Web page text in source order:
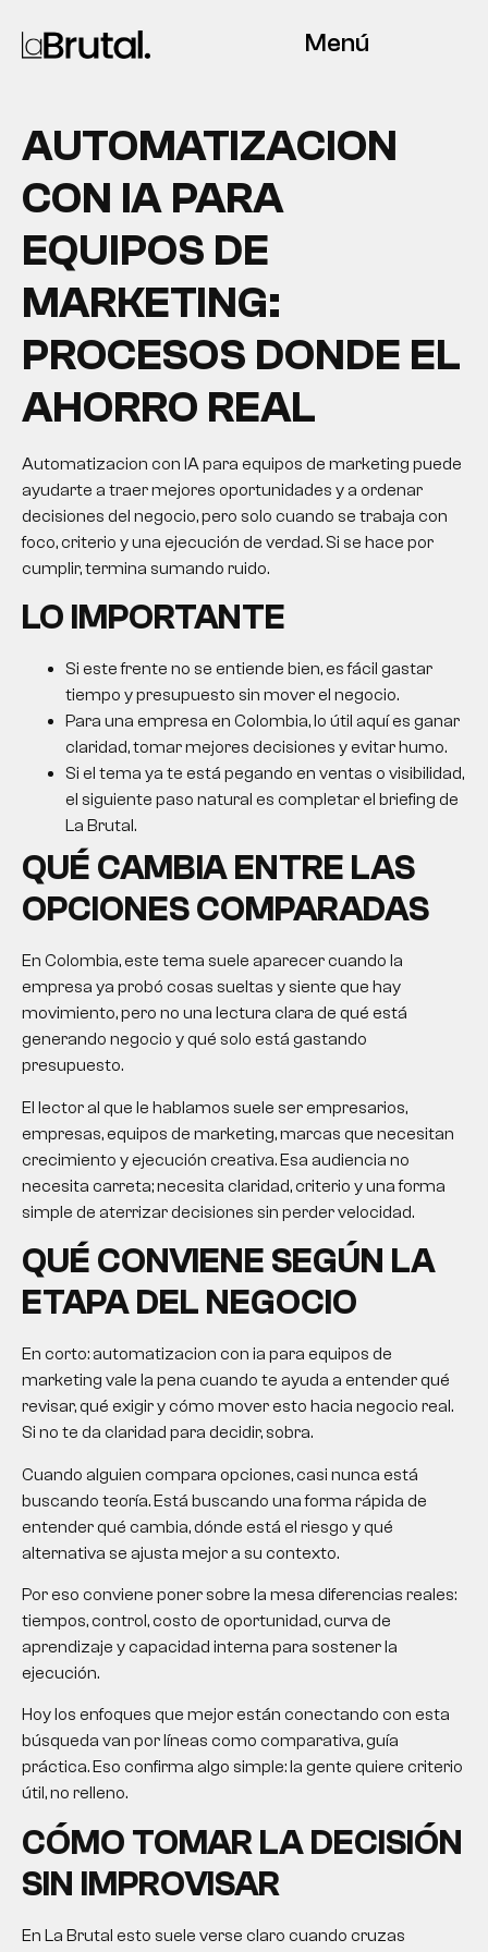
Menú
AUTOMATIZACION
CON IA PARA
EQUIPOS DE
MARKETING:
PROCESOS DONDE EL
AHORRO REAL
Automatizacion con IA para equipos de marketing puede
ayudarte a traer mejores oportunidades y a ordenar
decisiones del negocio, pero solo cuando se trabaja con
foco, criterio y una ejecución de verdad. Si se hace por
cumplir, termina sumando ruido.
LO IMPORTANTE
Si este frente no se entiende bien, es fácil gastar
tiempo y presupuesto sin mover el negocio.
Para una empresa en Colombia, lo útil aquí es ganar
claridad, tomar mejores decisiones y evitar humo.
Si el tema ya te está pegando en ventas o visibilidad,
el siguiente paso natural es completar el briefing de
La Brutal.
QUÉ CAMBIA ENTRE LAS
OPCIONES COMPARADAS
En Colombia, este tema suele aparecer cuando la
empresa ya probó cosas sueltas y siente que hay
movimiento, pero no una lectura clara de qué está
generando negocio y qué solo está gastando
presupuesto.
El lector al que le hablamos suele ser empresarios,
empresas, equipos de marketing, marcas que necesitan
crecimiento y ejecución creativa. Esa audiencia no
necesita carreta; necesita claridad, criterio y una forma
simple de aterrizar decisiones sin perder velocidad.
QUÉ CONVIENE SEGÚN LA
ETAPA DEL NEGOCIO
En corto: automatizacion con ia para equipos de
marketing vale la pena cuando te ayuda a entender qué
revisar, qué exigir y cómo mover esto hacia negocio real.
Si no te da claridad para decidir, sobra.
Cuando alguien compara opciones, casi nunca está
buscando teoría. Está buscando una forma rápida de
entender qué cambia, dónde está el riesgo y qué
alternativa se ajusta mejor a su contexto.
Por eso conviene poner sobre la mesa diferencias reales:
tiempos, control, costo de oportunidad, curva de
aprendizaje y capacidad interna para sostener la
ejecución.
Hoy los enfoques que mejor están conectando con esta
búsqueda van por líneas como comparativa, guía
práctica. Eso confirma algo simple: la gente quiere criterio
útil, no relleno.
CÓMO TOMAR LA DECISIÓN
SIN IMPROVISAR
En La Brutal esto suele verse claro cuando cruzas